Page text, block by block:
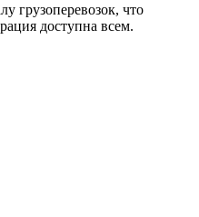
грузоперевозок, что
доступна всем.